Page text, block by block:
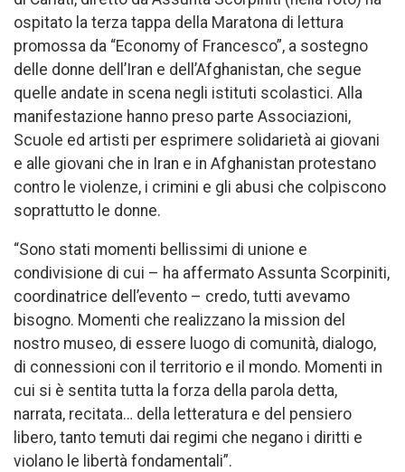
ospitato la terza tappa della Maratona di lettura
promossa da “Economy of Francesco”, a sostegno
delle donne dell’Iran e dell’Afghanistan, che segue
quelle andate in scena negli istituti scolastici. Alla
manifestazione hanno preso parte Associazioni,
Scuole ed artisti per esprimere solidarietà ai giovani
e alle giovani che in Iran e in Afghanistan protestano
contro le violenze, i crimini e gli abusi che colpiscono
soprattutto le donne.
“Sono stati momenti bellissimi di unione e
condivisione di cui – ha affermato Assunta Scorpiniti,
coordinatrice dell’evento – credo, tutti avevamo
bisogno. Momenti che realizzano la mission del
nostro museo, di essere luogo di comunità, dialogo,
di connessioni con il territorio e il mondo. Momenti in
cui si è sentita tutta la forza della parola detta,
narrata, recitata… della letteratura e del pensiero
libero, tanto temuti dai regimi che negano i diritti e
violano le libertà fondamentali”.